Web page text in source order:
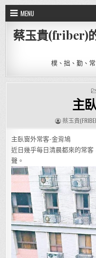
Skip to content
MENU
蔡玉貴(friber)
樸、拙、勤、
主
AUTHOR:
蔡玉貴
主臥窗外常客-金背鳩
近日幾乎每日清晨都來的常
聲。